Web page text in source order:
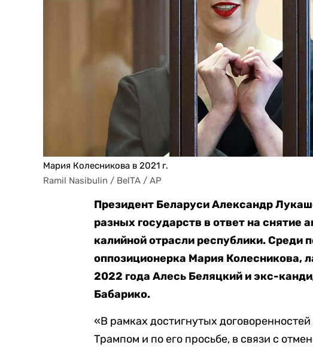
Мария Колесникова в 2021 г.
Ramil Nasibulin / BelTA / AP
Президент Беларуси Александр
разных государств в ответ на снятие
калийной отрасли республики. Среди
оппозиционерка Мария Колесникова,
2022 года Алесь Беляцкий и экс-
Бабарико.
«В рамках достигнутых
Трампом и по его просьбе, в связи с